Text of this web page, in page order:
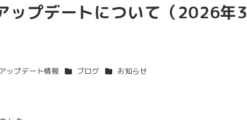
ップデートについて（2026年3
リー
アップデート情報 カテゴリー
ブログ カテゴリー
お知らせ